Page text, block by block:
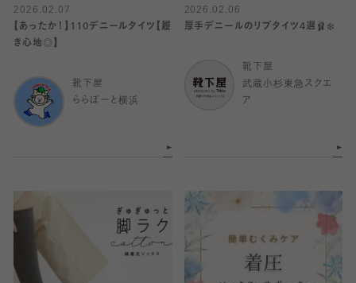
2026.02.07
【あったか！】110デニールタイツ【履
き心地◎】
靴下屋
ららぽーと横浜
2026.02.06
厚手デニールのリブタイツ4選🩰❄️
靴下屋
武蔵小杉東急スクエ
ア